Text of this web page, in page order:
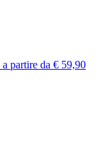
a partire da € 59,90